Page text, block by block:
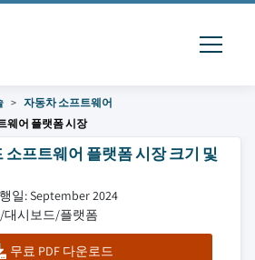
자동차 소프트웨어
웨어 플랫폼 시장
프트웨어 플랫폼 시장 크기 및
일: September 2024
대시보드/플랫폼
무료 PDF 다운로드